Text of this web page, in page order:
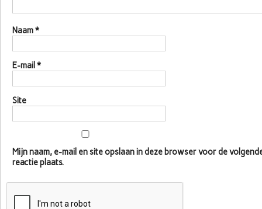
Naam*
E-mail *
Site
Mijn naam, e-mail en site opslaan in deze browser voor de
reactie plaats.